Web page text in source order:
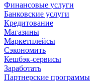
Финансовые услуги
Банковские услуги
Кредитование
Магазины
Маркетплейсы
Сэкономить
Кешбэк-сервисы
Заработать
Партнерские программы